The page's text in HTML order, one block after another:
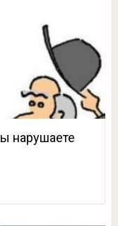
нарушаете